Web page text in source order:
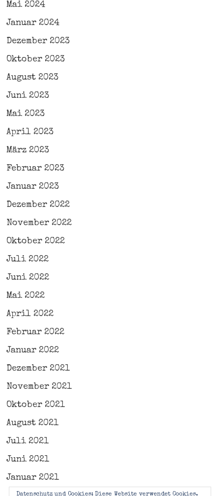
Mai 2024
Januar 2024
Dezember 2023
Oktober 2023
August 2023
Juni 2023
Mai 2023
April 2023
März 2023
Februar 2023
Januar 2023
Dezember 2022
November 2022
Oktober 2022
Juli 2022
Juni 2022
Mai 2022
April 2022
Februar 2022
Januar 2022
Dezember 2021
November 2021
Oktober 2021
August 2021
Juli 2021
Juni 2021
Januar 2021
Datenschutz und Cookies: Diese Website verwendet Cookies.